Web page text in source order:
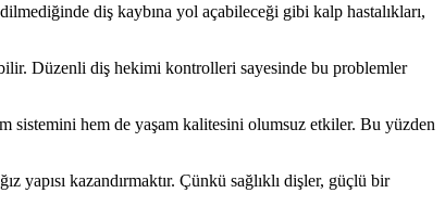
diş kaybına yol açabileceği gibi kalp hastalıkları,
Düzenli diş hekimi kontrolleri sayesinde bu problemler
sistemini hem de yaşam kalitesini olumsuz etkiler. Bu yüzden
yapısı kazandırmaktır. Çünkü sağlıklı dişler, güçlü bir